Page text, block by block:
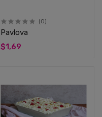
(0)
Pavlova
$1,69